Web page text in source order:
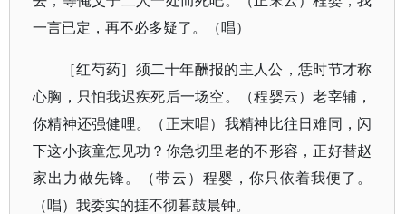
一言已定，再不必多疑了。（唱）
［红芍药］须二十年酬报的主人公，恁时节才称
心胸，只怕我迟疾死后一场空。（程婴云）老宰辅，
你精神还强健哩。（正末唱）我精神比往日难同，闪
下这小孩童怎见功？你急切里老的不形容，正好替赵
家出力做先锋。（带云）程婴，你只依着我便了。
（唱）我委实的捱不彻暮鼓晨钟。